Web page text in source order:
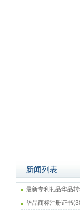
新闻列表
最新专利礼品华品
华品商标注册证书